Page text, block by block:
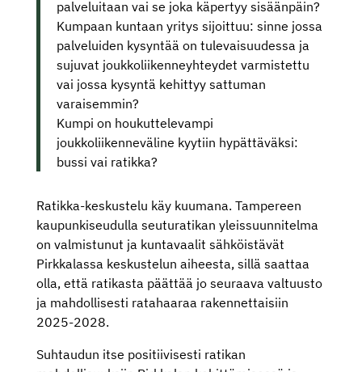
palveluitaan vai se joka käpertyy sisäänpäin?
Kumpaan kuntaan yritys sijoittuu: sinne jossa
palveluiden kysyntää on tulevaisuudessa ja
sujuvat joukkoliikenneyhteydet varmistettu
vai jossa kysyntä kehittyy sattuman
varaisemmin?
Kumpi on houkuttelevampi
joukkoliikenneväline kyytiin hypättäväksi:
bussi vai ratikka?
Ratikka-keskustelu käy kuumana. Tampereen
kaupunkiseudulla seuturatikan yleissuunnitelma
on valmistunut ja kuntavaalit sähköistävät
Pirkkalassa keskustelun aiheesta, sillä saattaa
olla, että ratikasta päättää jo seuraava valtuusto
ja mahdollisesti ratahaaraa rakennettaisiin
2025-2028.
Suhtaudun itse positiivisesti ratikan